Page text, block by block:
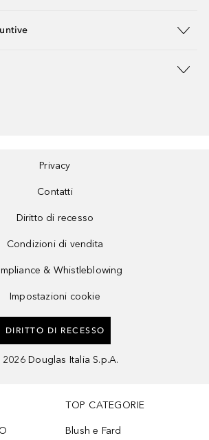
Privacy
Contatti
Diritto di recesso
Condizioni di vendita
& Whistleblowing
Impostazioni cookie
DIRITTO DI RECESSO
2026 Douglas Italia S.p.A.
TOP CATEGORIE
Blush e Fard